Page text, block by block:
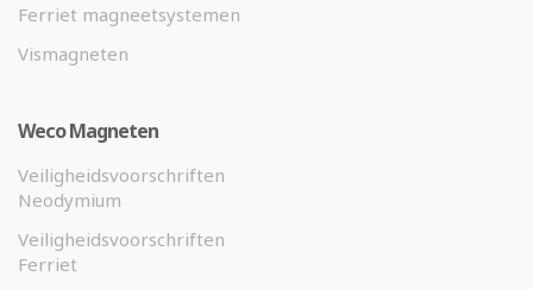
Ferriet magneetsystemen
Vismagneten
Weco Magneten
Veiligheidsvoorschriften
Neodymium
Veiligheidsvoorschriften
Ferriet